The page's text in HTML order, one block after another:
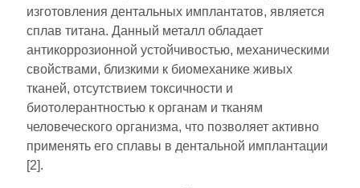
изготовления дентальных имплантатов, является
сплав титана. Данный металл обладает
антикоррозионной устойчивостью, механическими
свойствами, близкими к биомеханике живых
тканей, отсутствием токсичности и
биотолерантностью к органам и тканям
человеческого организма, что позволяет активно
применять его сплавы в дентальной имплантации
[2].